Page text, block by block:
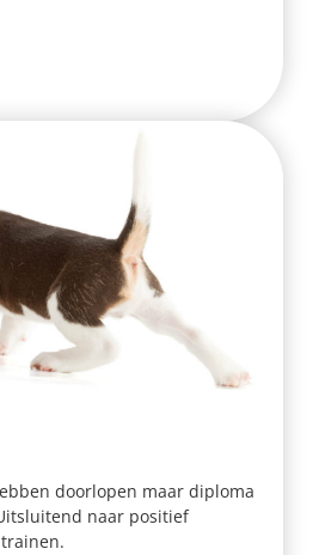
doorlopen maar diploma
naar positief